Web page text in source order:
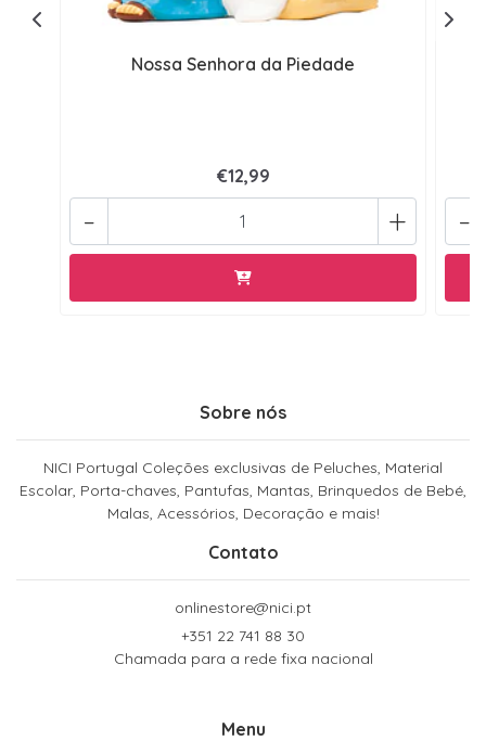
Nossa Senhora da Piedade
€12,99
+
- -
Sobre nós
NICI Portugal Coleções exclusivas de Peluches, Material
Escolar, Porta-chaves, Pantufas, Mantas, Brinquedos de Bebé,
Malas, Acessórios, Decoração e mais!
Contato
onlinestore@nici.pt
+351 22 741 88 30
Chamada para a rede fixa nacional
Menu